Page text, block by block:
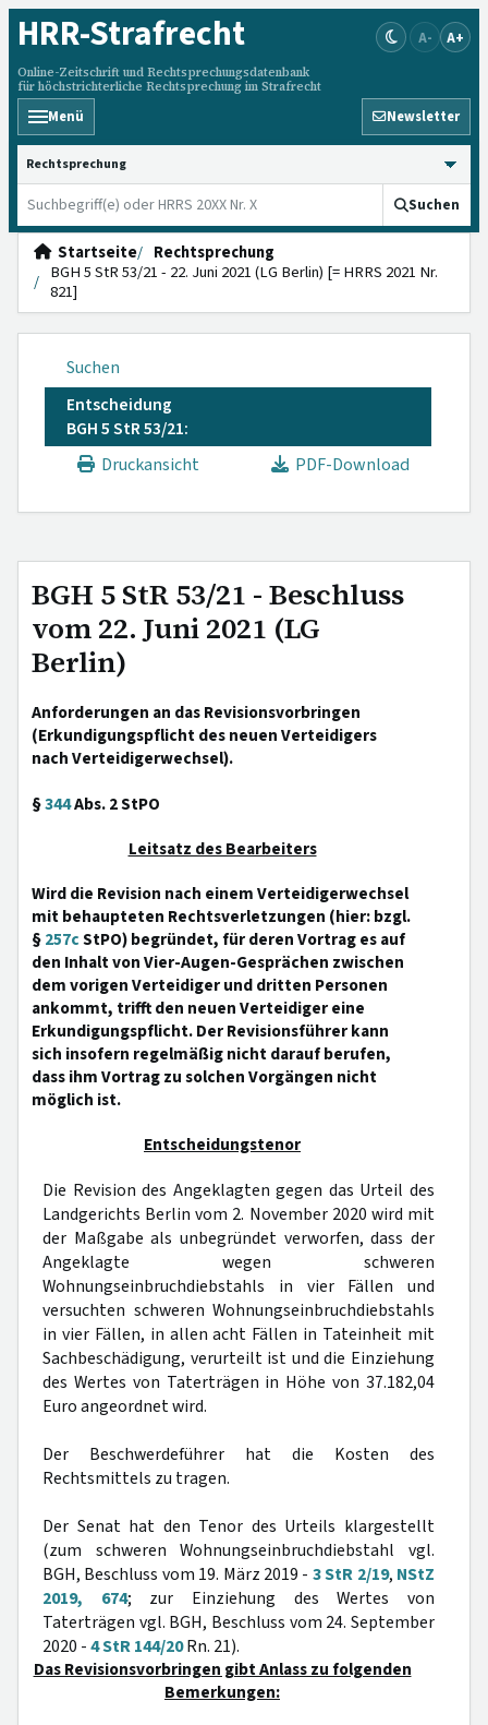
HRR-Strafrecht
Online-Zeitschrift und Rechtsprechungsdatenbank
für höchstrichterliche Rechtsprechung im Strafrecht
A- A+
Menü Newsletter
HRRS durchsuchen
Suchen
Startseite
Rechtsprechung
BGH 5 StR 53/21 - 22. Juni 2021 (LG Berlin) [= HRRS 2021 Nr.
821]
Suchen
Entscheidung
BGH 5 StR 53/21:
Druckansicht
PDF-Download
BGH 5 StR 53/21 - Beschluss
vom 22. Juni 2021 (LG
Berlin)
Anforderungen an das Revisionsvorbringen
(Erkundigungspflicht des neuen Verteidigers
nach Verteidigerwechsel).
§344Abs. 2 StPO
Leitsatz des Bearbeiters
Wird die Revision nach einem Verteidigerwechsel
mit behaupteten Rechtsverletzungen (hier: bzgl.
§257cStPO) begründet, für deren Vortrag es auf
den Inhalt von Vier-Augen-Gesprächen zwischen
dem vorigen Verteidiger und dritten Personen
ankommt, trifft den neuen Verteidiger eine
Erkundigungspflicht. Der Revisionsführer kann
sich insofern regelmäßig nicht darauf berufen,
dass ihm Vortrag zu solchen Vorgängen nicht
möglich ist.
Entscheidungstenor
Die Revision des Angeklagten gegen das Urteil des
Landgerichts Berlin vom 2. November 2020 wird mit
der Maßgabe als unbegründet verworfen, dass der
Angeklagte wegen schweren
Wohnungseinbruchdiebstahls in vier Fällen und
versuchten schweren Wohnungseinbruchdiebstahls
in vier Fällen, in allen acht Fällen in Tateinheit mit
Sachbeschädigung, verurteilt ist und die Einziehung
des Wertes von Taterträgen in Höhe von 37.182,04
Euro angeordnet wird.
Der Beschwerdeführer hat die Kosten des
Rechtsmittels zu tragen.
Der Senat hat den Tenor des Urteils klargestellt
(zum schweren Wohnungseinbruchdiebstahl vgl.
BGH, Beschluss vom 19. März 2019 - 3 StR 2/19, NStZ
2019, 674; zur Einziehung des Wertes von
Taterträgen vgl. BGH, Beschluss vom 24. September
2020 -4 StR 144/20Rn. 21).
Das Revisionsvorbringen gibt Anlass zu folgenden
Bemerkungen: